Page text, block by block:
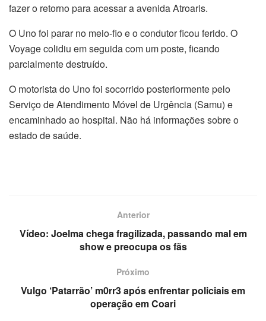
fazer o retorno para acessar a avenida Atroaris.
O Uno foi parar no meio-fio e o condutor ficou ferido. O
Voyage colidiu em seguida com um poste, ficando
parcialmente destruído.
O motorista do Uno foi socorrido posteriormente pelo
Serviço de Atendimento Móvel de Urgência (Samu) e
encaminhado ao hospital. Não há informações sobre o
estado de saúde.
Anterior
Vídeo: Joelma chega fragilizada, passando mal em
show e preocupa os fãs
Próximo
Vulgo ‘Patarrão’ m0rr3 após enfrentar policiais em
operação em Coari